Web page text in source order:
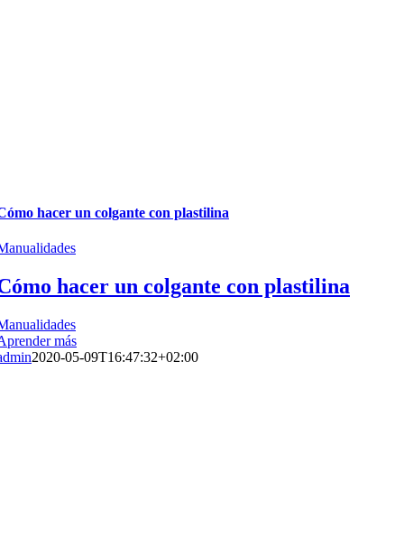
hacer un colgante con plastilina
hacer un colgante con plastilina
más
2020-05-09T16:47:32+02:00